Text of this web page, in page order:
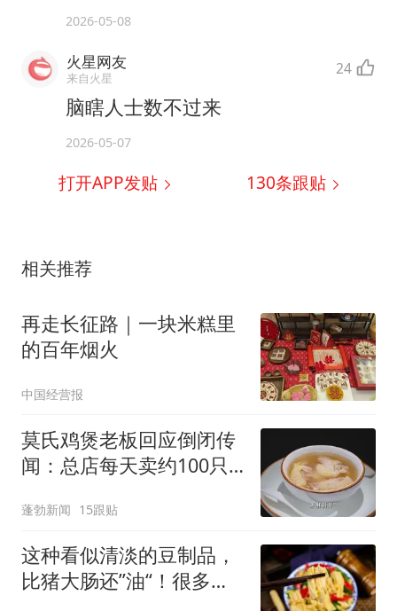
2026-05-08
火星网友
来自火星 24
脑瞎人士数不过来
2026-05-07
打开APP发贴 130条跟贴
相关推荐
再走长征路｜一块米糕里
的百年烟火
中国经营报
莫氏鸡煲老板回应倒闭传
闻：总店每天卖约100只
会倒闭 ，“如果再来流量
就关店不做，怕了怕了，
太麻烦”
蓬勃新闻 15跟贴
这种看似清淡的豆制品，
比猪大肠还”油“！很多人